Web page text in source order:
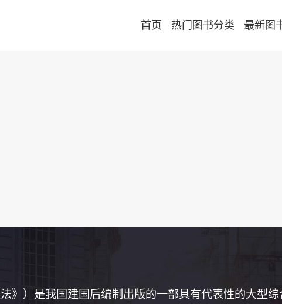
首页 热门图书分类 最新图
》）是我国建国后编制出版的一部具有代表性的大型